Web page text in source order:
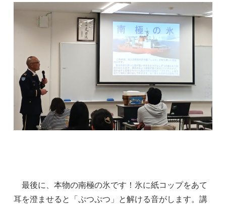
最後に、本物の南極の氷です！氷に紙コップをあて
耳を澄ませると「ぷつぷつ」と解ける音がします。講